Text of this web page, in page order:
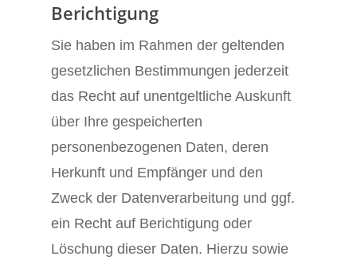
Berichtigung
Sie haben im Rahmen der geltenden
gesetzlichen Bestimmungen jederzeit
das Recht auf unentgeltliche Auskunft
über Ihre gespeicherten
personenbezogenen Daten, deren
Herkunft und Empfänger und den
Zweck der Datenverarbeitung und ggf.
ein Recht auf Berichtigung oder
Löschung dieser Daten. Hierzu sowie